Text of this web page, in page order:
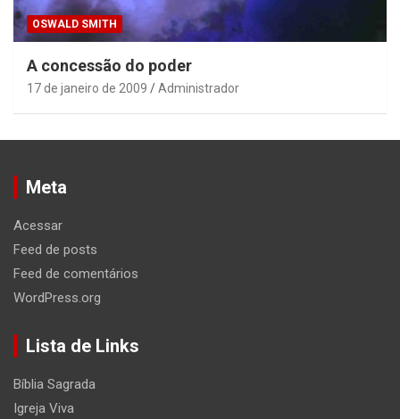
OSWALD SMITH
A concessão do poder
17 de janeiro de 2009 Administrador
Meta
Acessar
Feed de posts
Feed de comentários
WordPress.org
Lista de Links
Bíblia Sagrada
Igreja Viva